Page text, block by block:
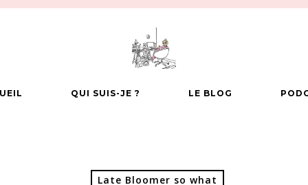
QUI SUIS-JE ? LE BLOG
Late Bloomer so what